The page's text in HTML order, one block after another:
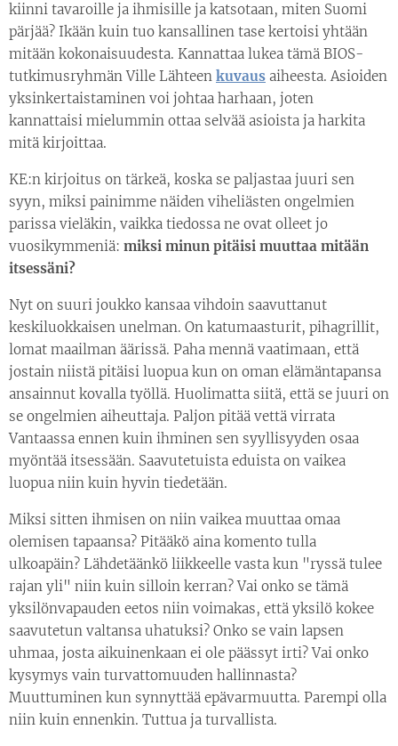
kiinni tavaroille ja ihmisille ja katsotaan, miten Suomi
pärjää? Ikään kuin tuo kansallinen tase kertoisi yhtään
mitään kokonaisuudesta. Kannattaa lukea tämä BIOS-
tutkimusryhmän Ville Lähteen kuvaus aiheesta. Asioiden
yksinkertaistaminen voi johtaa harhaan, joten
kannattaisi mielummin ottaa selvää asioista ja harkita
mitä kirjoittaa.
KE:n kirjoitus on tärkeä, koska se paljastaa juuri sen
syyn, miksi painimme näiden viheliästen ongelmien
parissa vieläkin, vaikka tiedossa ne ovat olleet jo
vuosikymmeniä: miksi minun pitäisi muuttaa mitään
itsessäni?
Nyt on suuri joukko kansaa vihdoin saavuttanut
keskiluokkaisen unelman. On katumaasturit, pihagrillit,
lomat maailman äärissä. Paha mennä vaatimaan, että
jostain niistä pitäisi luopua kun on oman elämäntapansa
ansainnut kovalla työllä. Huolimatta siitä, että se juuri on
se ongelmien aiheuttaja. Paljon pitää vettä virrata
Vantaassa ennen kuin ihminen sen syyllisyyden osaa
myöntää itsessään. Saavutetuista eduista on vaikea
luopua niin kuin hyvin tiedetään.
Miksi sitten ihmisen on niin vaikea muuttaa omaa
olemisen tapaansa? Pitääkö aina komento tulla
ulkoapäin? Lähdetäänkö liikkeelle vasta kun "ryssä tulee
rajan yli" niin kuin silloin kerran? Vai onko se tämä
yksilönvapauden eetos niin voimakas, että yksilö kokee
saavutetun valtansa uhatuksi? Onko se vain lapsen
uhmaa, josta aikuinenkaan ei ole päässyt irti? Vai onko
kysymys vain turvattomuuden hallinnasta?
Muuttuminen kun synnyttää epävarmuutta. Parempi olla
niin kuin ennenkin. Tuttua ja turvallista.